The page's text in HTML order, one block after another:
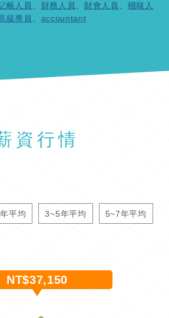
帳人員 財務人員 財會人員
稽核人
級專員 accountant
資行情
平均 3~5年平均 5~7年平均
NT$37,150